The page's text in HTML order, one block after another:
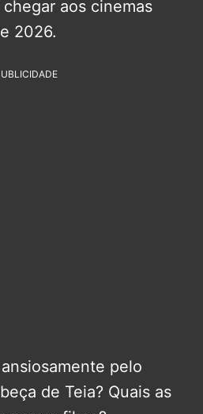
aos cinemas
2026.
pelo
de Teia? Quais as